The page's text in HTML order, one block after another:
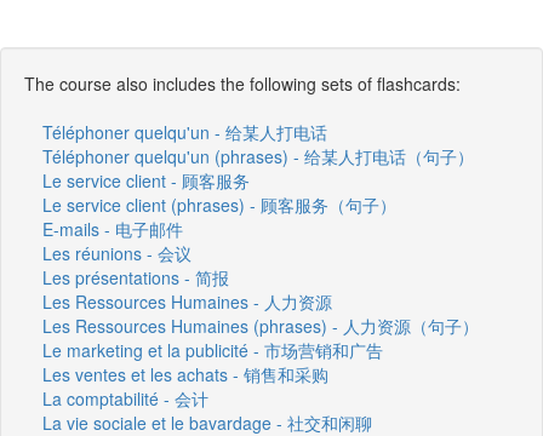
The course also includes the following sets of flashcards:
Téléphoner quelqu'un - 给某人打电话
Téléphoner quelqu'un (phrases) - 给某人打电话（句子）
Le service client - 顾客服务
Le service client (phrases) - 顾客服务（句子）
E-mails - 电子邮件
Les réunions - 会议
Les présentations - 简报
Les Ressources Humaines - 人力资源
Les Ressources Humaines (phrases) - 人力资源（句子）
Le marketing et la publicité - 市场营销和广告
Les ventes et les achats - 销售和采购
La comptabilité - 会计
La vie sociale et le bavardage - 社交和闲聊